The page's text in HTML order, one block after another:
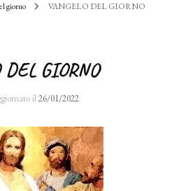
giorno VANGELO DEL GIORNO
DEL GIORNO
il26/01/2022